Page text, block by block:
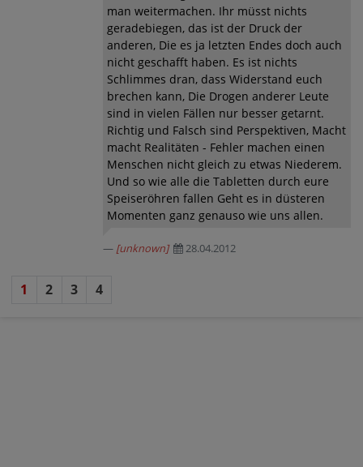
man weitermachen. Ihr müsst nichts
geradebiegen, das ist der Druck der
anderen, Die es ja letzten Endes doch auch
nicht geschafft haben. Es ist nichts
Schlimmes dran, dass Widerstand euch
brechen kann, Die Drogen anderer Leute
sind in vielen Fällen nur besser getarnt.
Richtig und Falsch sind Perspektiven, Macht
macht Realitäten - Fehler machen einen
Menschen nicht gleich zu etwas Niederem.
Und so wie alle die Tabletten durch eure
Speiseröhren fallen Geht es in düsteren
Momenten ganz genauso wie uns allen.
[unknown] 28.04.2012
1 2 3 4